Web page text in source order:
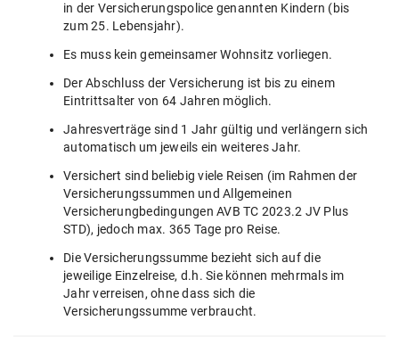
in der Versicherungspolice genannten Kindern (bis
zum 25. Lebensjahr).
Es muss kein gemeinsamer Wohnsitz vorliegen.
Der Abschluss der Versicherung ist bis zu einem
Eintrittsalter von 64 Jahren möglich.
Jahresverträge sind 1 Jahr gültig und verlängern sich
automatisch um jeweils ein weiteres Jahr.
Versichert sind beliebig viele Reisen (im Rahmen der
Versicherungssummen und Allgemeinen
Versicherungbedingungen AVB TC 2023.2 JV Plus
STD), jedoch max. 365 Tage pro Reise.
Die Versicherungssumme bezieht sich auf die
jeweilige Einzelreise, d.h. Sie können mehrmals im
Jahr verreisen, ohne dass sich die
Versicherungssumme verbraucht.